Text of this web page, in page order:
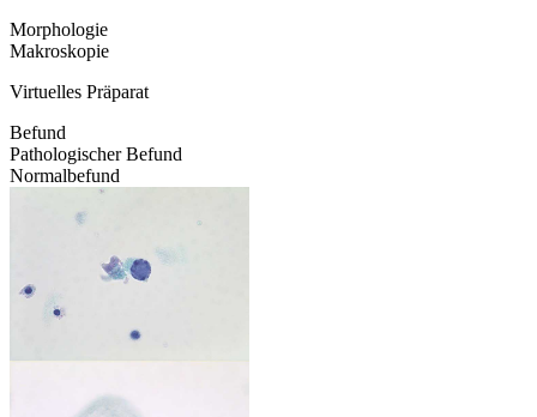
Morphologie
Makroskopie
Virtuelles Präparat
Befund
Pathologischer Befund
Normalbefund